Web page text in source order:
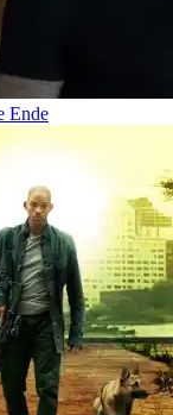
Ende